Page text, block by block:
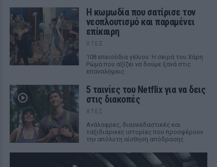
Η κωμωδία που σατίρισε τον
νεοπλουτισμό και παραμένει
επίκαιρη
ΧΤΕΣ
108 επεισόδια γέλιου: Η σειρά του Χάρη
Ρώμα που αξίζει να δούμε ξανά στις
επαναλήψεις
5 ταινίες του Netflix για να δεις
στις διακοπές
ΧΤΕΣ
Aνάλαφρες, διασκεδαστικές και
ταξιδιάρικες ιστορίες που προσφέρουν
την απόλυτη αίσθηση απόδρασης